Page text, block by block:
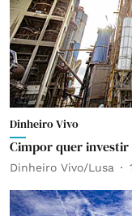
Dinheiro Vivo
Cimpor quer investir
Dinheiro Vivo/Lusa